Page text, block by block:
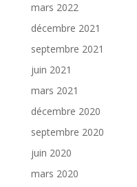
mars 2022
décembre 2021
septembre 2021
juin 2021
mars 2021
décembre 2020
septembre 2020
juin 2020
mars 2020